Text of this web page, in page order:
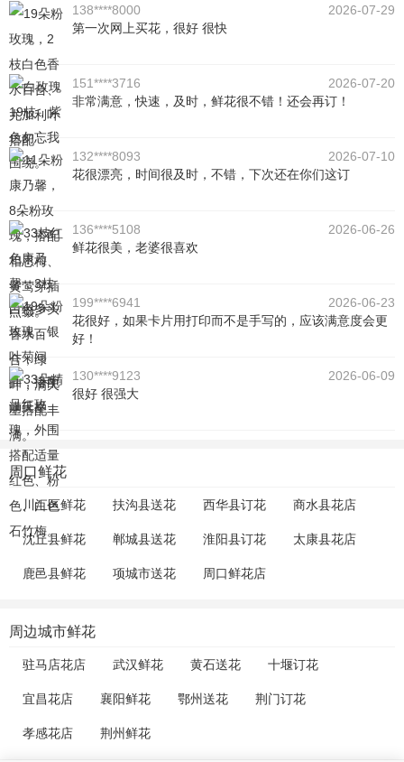
138****8000
2026-07-29
第一次网上买花，很好 很快
151****3716
2026-07-20
非常满意，快速，及时，鲜花很不错！还会再订！
132****8093
2026-07-10
花很漂亮，时间很及时，不错，下次还在你们这订
136****5108
2026-06-26
鲜花很美，老婆很喜欢
199****6941
2026-06-23
花很好，如果卡片用打印而不是手写的，应该满意度会更
好！
130****9123
2026-06-09
很好 很强大
周口鲜花
川汇区鲜花 扶沟县送花 西华县订花 商水县花店
沈丘县鲜花 郸城县送花 淮阳县订花 太康县花店
鹿邑县鲜花 项城市送花 周口鲜花店
周边城市鲜花
驻马店花店 武汉鲜花 黄石送花 十堰订花
宜昌花店 襄阳鲜花 鄂州送花 荆门订花
孝感花店 荆州鲜花